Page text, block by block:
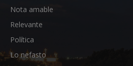
Nota amable
Relevante
Política
Lo nefasto